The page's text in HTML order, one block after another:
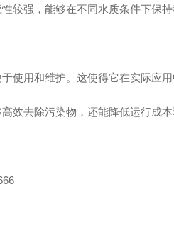
较强，能够在不同水质条件下保持
使用和维护。这使得它在实际应
效去除污染物，还能降低运行成